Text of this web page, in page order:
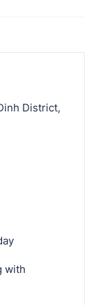
District,
with